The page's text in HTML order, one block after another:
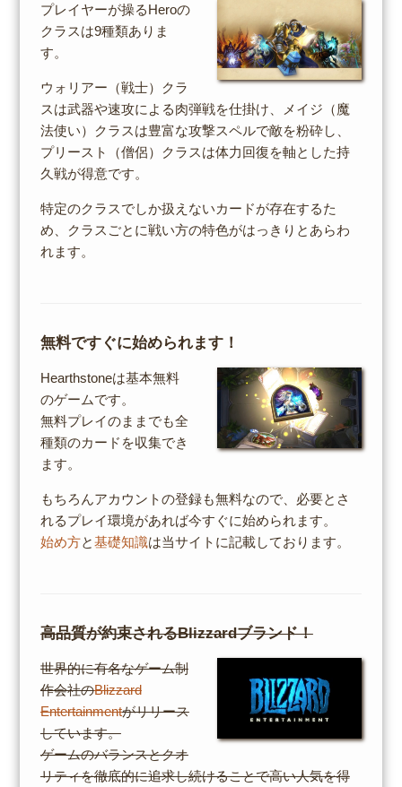
プレイヤーが操るHeroの
クラスは9種類ありま
す。
ウォリアー（戦士）クラ
スは武器や速攻による肉弾戦を仕掛け、メイジ（魔
法使い）クラスは豊富な攻撃スペルで敵を粉砕し、
プリースト（僧侶）クラスは体力回復を軸とした持
久戦が得意です。
特定のクラスでしか扱えないカードが存在するた
め、クラスごとに戦い方の特色がはっきりとあらわ
れます。
無料ですぐに始められます！
Hearthstoneは基本無料
のゲームです。
無料プレイのままでも全
種類のカードを収集でき
ます。
もちろんアカウントの登録も無料なので、必要とさ
れるプレイ環境があれば今すぐに始められます。
始め方と基礎知識は当サイトに記載しております。
高品質が約束されるBlizzardブランド！
世界的に有名なゲーム制
作会社のBlizzard
Entertainmentがリリース
しています。
ゲームのバランスとクオ
リティを徹底的に追求し続けることで高い人気を得